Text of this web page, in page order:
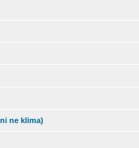
ne klima)